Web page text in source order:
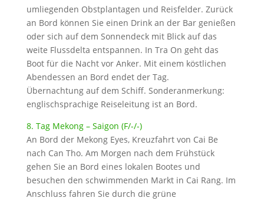
umliegenden Obstplantagen und Reisfelder. Zurück
an Bord können Sie einen Drink an der Bar genießen
oder sich auf dem Sonnendeck mit Blick auf das
weite Flussdelta entspannen. In Tra On geht das
Boot für die Nacht vor Anker. Mit einem köstlichen
Abendessen an Bord endet der Tag.
Übernachtung auf dem Schiff. Sonderanmerkung:
englischsprachige Reiseleitung ist an Bord.
8. Tag Mekong – Saigon (F/-/-)
An Bord der Mekong Eyes, Kreuzfahrt von Cai Be
nach Can Tho. Am Morgen nach dem Frühstück
gehen Sie an Bord eines lokalen Bootes und
besuchen den schwimmenden Markt in Cai Rang. Im
Anschluss fahren Sie durch die grüne